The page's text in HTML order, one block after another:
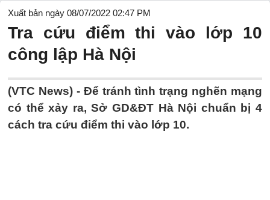
Xuất bản ngày 08/07/2022 02:47 PM
Tra cứu điểm thi vào lớp 10
công lập Hà Nội
(VTC News) - Để tránh tình trạng nghẽn mạng
có thể xảy ra, Sở GD&ĐT Hà Nội chuẩn bị 4
cách tra cứu điểm thi vào lớp 10.